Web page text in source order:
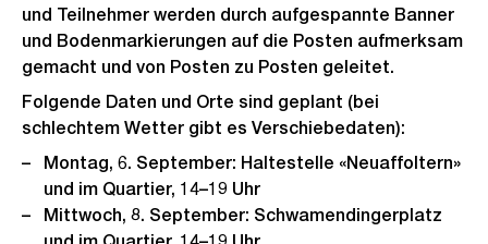
und Teilnehmer werden durch aufgespannte Banner
und Bodenmarkierungen auf die Posten aufmerksam
gemacht und von Posten zu Posten geleitet.
Folgende Daten und Orte sind geplant (bei
schlechtem Wetter gibt es Verschiebedaten):
Montag, 6. September: Haltestelle «Neuaffoltern»
und im Quartier, 14–19 Uhr
Mittwoch, 8. September: Schwamendingerplatz